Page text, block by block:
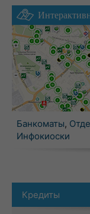
Банкоматы,
Инфокиоски
Кредиты